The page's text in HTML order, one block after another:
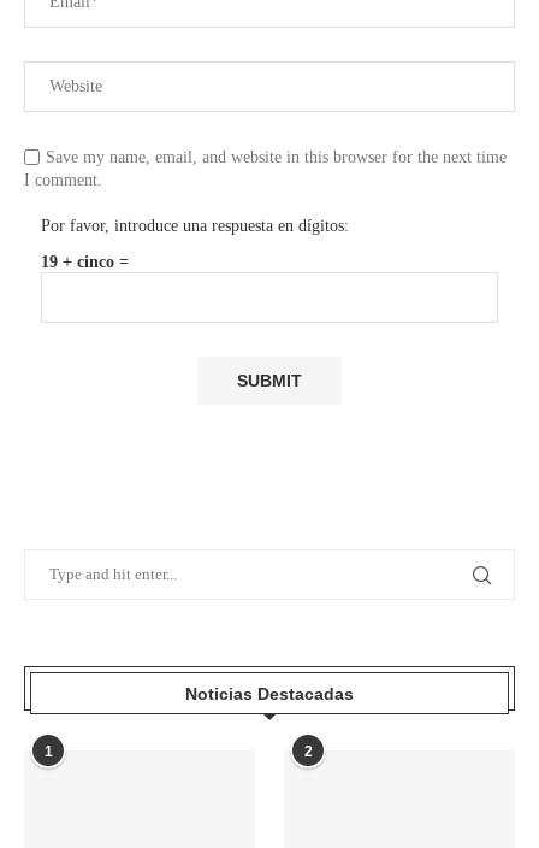
Save my name, email, and website in this browser for the next time
I comment.
Por favor, introduce una respuesta en dígitos:
19 + cinco =
Noticias Destacadas
1 2